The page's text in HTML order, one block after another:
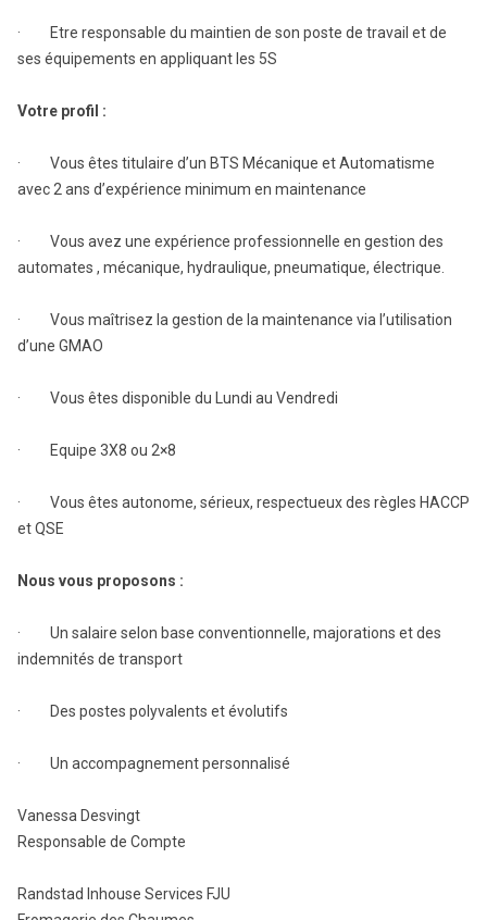
· Etre responsable du maintien de son poste de travail et de
ses équipements en appliquant les 5S
Votre profil :
· Vous êtes titulaire d’un BTS Mécanique et Automatisme
avec 2 ans d’expérience minimum en maintenance
· Vous avez une expérience professionnelle en gestion des
automates , mécanique, hydraulique, pneumatique, électrique.
· Vous maîtrisez la gestion de la maintenance via l’utilisation
d’une GMAO
· Vous êtes disponible du Lundi au Vendredi
· Equipe 3X8 ou 2×8
· Vous êtes autonome, sérieux, respectueux des règles HACCP
et QSE
Nous vous proposons :
· Un salaire selon base conventionnelle, majorations et des
indemnités de transport
· Des postes polyvalents et évolutifs
· Un accompagnement personnalisé
Vanessa Desvingt
Responsable de Compte
Randstad Inhouse Services FJU